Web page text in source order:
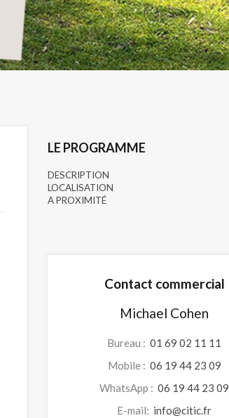
LE PROGRAMME
DESCRIPTION
LOCALISATION
A PROXIMITÉ
Contact commercial
Michael Cohen
Bureau : 01 69 02 11 11
Mobile : 06 19 44 23 09
WhatsApp : 06 19 44 23 09
E-mail: info@citic.fr